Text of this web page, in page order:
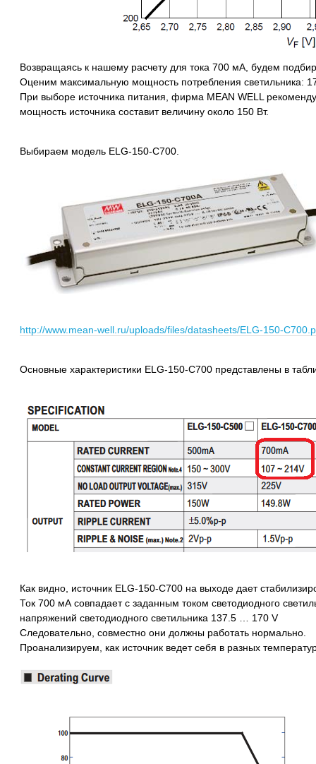
Возвращаясь к нашему расчету для тока 700 мА, будем
Оценим максимальную мощность потребления светильника:
При выборе источника питания, фирма MEAN WELL
мощность источника составит величину около 150 Вт.
Выбираем модель ELG-150-C700.
http://www.mean-well.ru/uploads/files/datasheets/ELG-150-
Основные характеристики ELG-150-C700 представлены в
Как видно, источник ELG-150-C700 на выходе дает
Ток 700 мА совпадает с заданным током светодиодного
напряжений светодиодного светильника 137.5 … 170 V
Следовательно, совместно они должны работать нормально.
Проанализируем, как источник ведет себя в разных